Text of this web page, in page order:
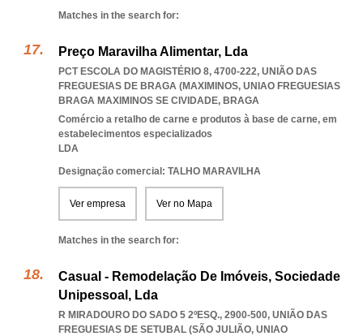
Matches in the search for:
Preço Maravilha Alimentar, Lda
PCT ESCOLA DO MAGISTÉRIO 8, 4700-222, UNIÃO DAS
FREGUESIAS DE BRAGA (MAXIMINOS, UNIAO FREGUESIAS
BRAGA MAXIMINOS SE CIVIDADE, BRAGA
Comércio a retalho de carne e produtos à base de carne, em
estabelecimentos especializados
LDA
Designação comercial: TALHO MARAVILHA
Ver empresa Ver no Mapa
Matches in the search for:
Casual - Remodelação De Imóveis, Sociedade
Unipessoal, Lda
R MIRADOURO DO SADO 5 2ºESQ., 2900-500, UNIÃO DAS
FREGUESIAS DE SETUBAL (SÃO JULIÃO, UNIAO